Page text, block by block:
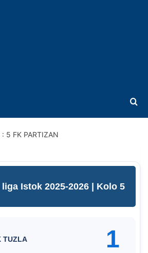
5 FK PARTIZAN
Istok 2025-2026 | Kolo 5
TUZLA 1